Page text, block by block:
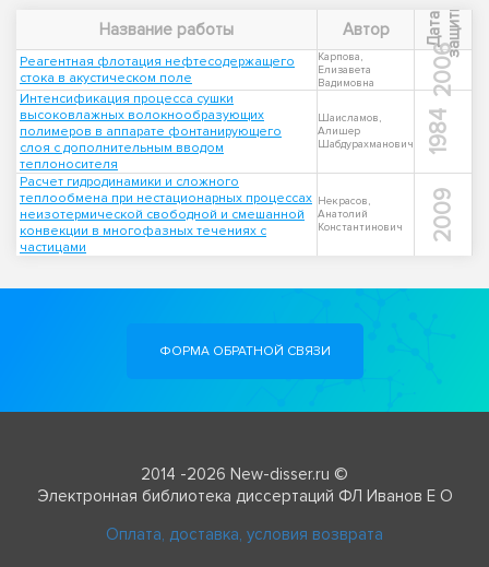
Название работы Автор Д
а
т
а
з
а
щ
и
ты
Реагентная флотация нефтесодержащего
стока в акустическом поле
Карпова,
Елизавета
Вадимовна
2006
Интенсификация процесса сушки
высоковлажных волокнообразующих
полимеров в аппарате фонтанирующего
слоя с дополнительным вводом
теплоносителя
Шаисламов,
Алишер
Шабдурахманович
1984
Расчет гидродинамики и сложного
теплообмена при нестационарных процессах
неизотермической свободной и смешанной
конвекции в многофазных течениях с
частицами
Некрасов,
Анатолий
Константинович
2009
ФОРМА ОБРАТНОЙ СВЯЗИ
2014 -2026 New-disser.ru ©
Электронная библиотека диссертаций ФЛ Иванов Е О
Оплата, доставка, условия возврата